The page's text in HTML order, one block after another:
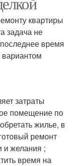
квартиры
задача не
время
затраты
помещение по
жилье, в
ремонт
и желания ;
время на